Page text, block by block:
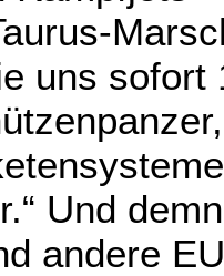
uns sofort
Und
andere